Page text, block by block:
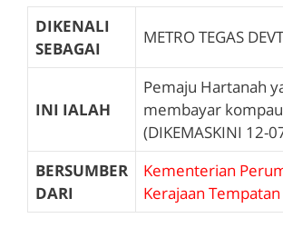
DIKENALI
SEBAGAI
METRO TEGAS
INI IALAH
Pemaju Hartanah
membayar
(DIKEMASKINI 12-
BERSUMBER
DARI
Kementerian
Kerajaan Tempatan